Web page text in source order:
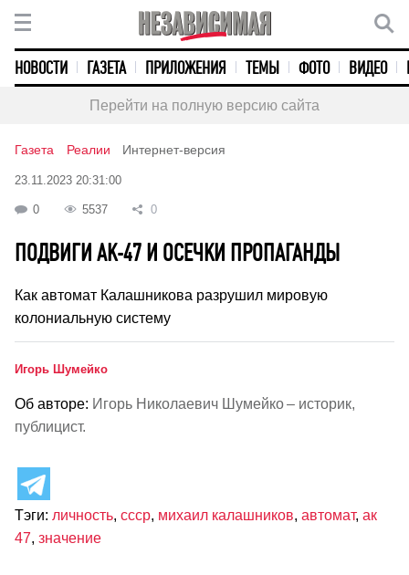
НОВОСТИ ГАЗЕТА ПРИЛОЖЕНИЯ ТЕМЫ ФОТО ВИДЕО
Перейти на полную версию сайта
Газета Реалии Интернет-версия
23.11.2023 20:31:00
0 5537 0
ПОДВИГИ АК-47 И ОСЕЧКИ ПРОПАГАНДЫ
Как автомат Калашникова разрушил мировую
колониальную систему
Игорь Шумейко
Об авторе: Игорь Николаевич Шумейко – историк,
публицист.
Тэги: личность, ссср, михаил калашников, автомат, ак
47, значение